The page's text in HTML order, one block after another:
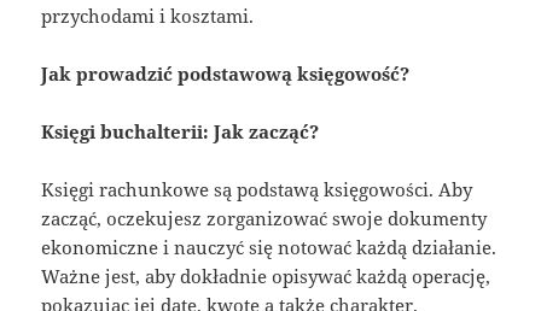
przychodami i kosztami.
Jak prowadzić podstawową księgowość?
Księgi buchalterii: Jak zacząć?
Księgi rachunkowe są podstawą księgowości. Aby
zacząć, oczekujesz zorganizować swoje dokumenty
ekonomiczne i nauczyć się notować każdą działanie.
Ważne jest, aby dokładnie opisywać każdą operację,
pokazując jej datę, kwotę a także charakter.